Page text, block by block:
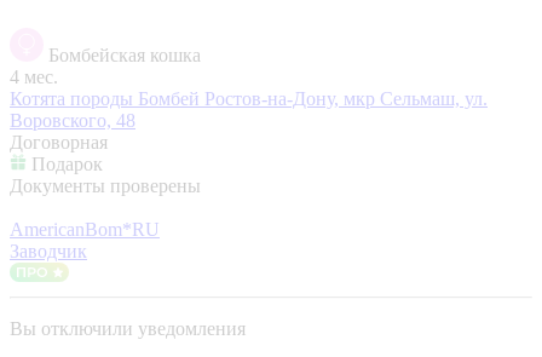
Бомбейская кошка
4 мес.
Котята породы Бомбей Ростов-на-Дону, мкр Сельмаш, ул.
Воровского, 48
Договорная
Подарок
Документы проверены
AmericanBom*RU
Заводчик
Вы отключили уведомления